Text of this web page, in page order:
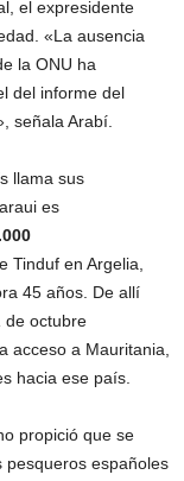
el expresidente
«La ausencia
la ONU ha
del informe del
señala Arabí.
llama sus
es
Tinduf en Argelia,
45 años. De allí
de octubre
acceso a Mauritania,
hacia ese país.
propició que se
pesqueros españoles